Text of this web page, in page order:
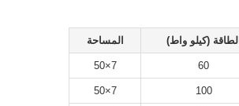
الطاقة (كيلو واط) المساحة
60
7×50
100
7×50